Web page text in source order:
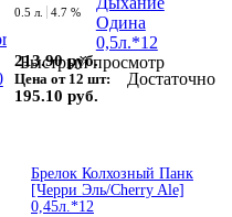
Быстрый просмотр
0.5 л. 4.7 %
213.90 руб.
Цена от 12 шт:
195.10 руб.
Достаточно
Брелок Колхозный Панк
[Черри Эль/Cherry Ale]
0,45л.*12